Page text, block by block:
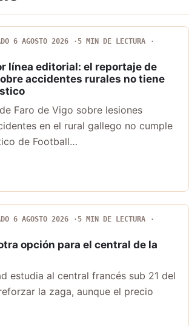
6 AGOSTO 2026
5 MIN DE LECTURA
línea editorial: el reportaje de
accidentes rurales no tiene
Faro de Vigo sobre lesiones
en el rural gallego no cumple
de Football…
6 AGOSTO 2026
5 MIN DE LECTURA
opción para el central de la
estudia al central francés sub 21 del
la zaga, aunque el precio